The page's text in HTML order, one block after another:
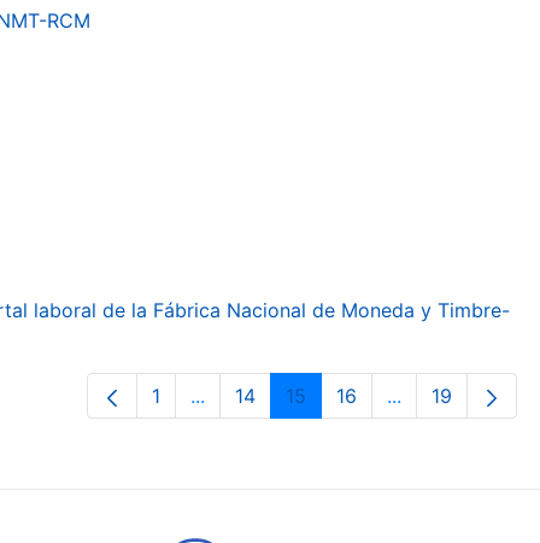
RCM
laboral de la Fábrica Nacional de Moneda y Timbre-
Page
1 ...Intermediate Pages Use TAB to
Page
14 Page
15 Page
16 ...Intermediate
Page
19